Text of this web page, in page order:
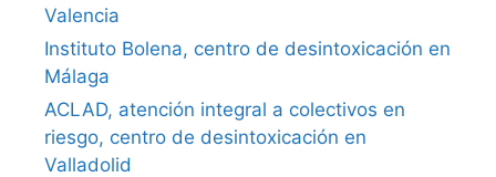
Valencia
Instituto Bolena, centro de desintoxicación en
Málaga
ACLAD, atención integral a colectivos en
riesgo, centro de desintoxicación en
Valladolid